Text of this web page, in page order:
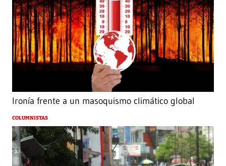
Ironía frente a un masoquismo climático global
COLUMNISTAS